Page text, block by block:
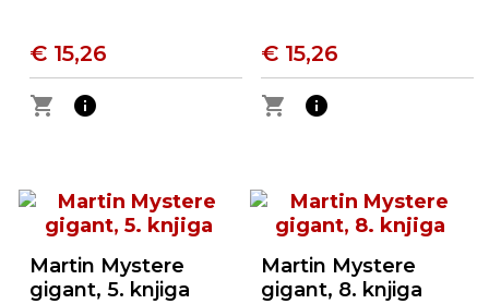
€ 15,26
shopping_cart
info
€ 15,26
shopping_cart
info
Martin Mystere
gigant, 5. knjiga
Martin Mystere
gigant, 8. knjiga